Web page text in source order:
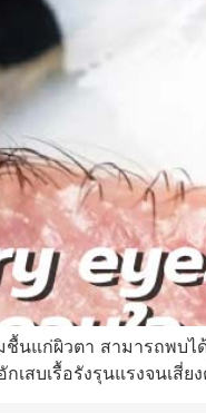
นแก่ผิวตา สามารถพบ
สบเรื้อรังรุนแรงจนเสี่ย